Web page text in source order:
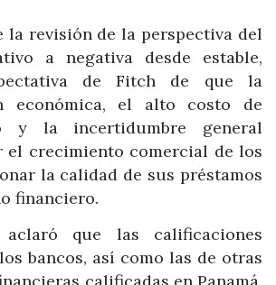
la revisión de la perspectiva del
a negativa desde estable,
de Fitch de que la
económica, el alto costo de
y la incertidumbre general
el crecimiento comercial de los
la calidad de sus préstamos
financiero.
aclaró que las calificaciones
bancos, así como las de otras
calificadas en Panamá,